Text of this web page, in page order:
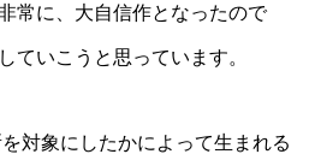
常に、大自信作となったので
ていこうと思っています。
対象にしたかによって生まれる